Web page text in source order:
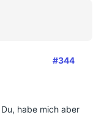
#344
habe mich aber